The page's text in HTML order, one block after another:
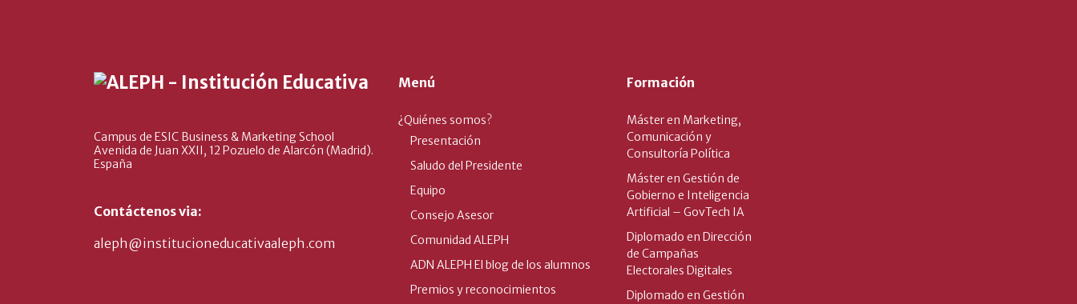
Campus de ESIC Business & Marketing School
Avenida de Juan XXII, 12 Pozuelo de Alarcón (Madrid).
España
Contáctenos via:
aleph@institucioneducativaaleph.com
Menú
¿Quiénes somos?
Presentación
Saludo del Presidente
Equipo
Consejo Asesor
Comunidad ALEPH
ADN ALEPH El blog de los alumnos
Premios y reconocimientos
Formación
Máster en Marketing,
Comunicación y
Consultoría Política
Máster en Gestión de
Gobierno e Inteligencia
Artificial – GovTech IA
Diplomado en Dirección
de Campañas
Electorales Digitales
Diplomado en Gestión